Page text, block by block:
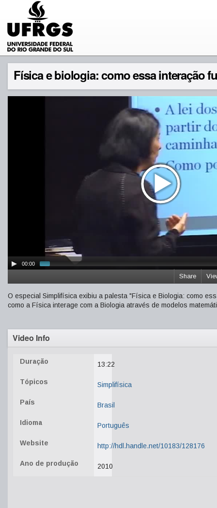
Física e biologia: como essa interação
00:00
Share
O especial Simplifísica exibiu a palesta "Física e Biologia: como
como a Física interage com a Biologia através de modelos
Video Info
Duração 13:22
Tópicos Simplifísica
País Brasil
Idioma Português
Website http://hdl.handle.net/10183/128176
Ano de produção 2010